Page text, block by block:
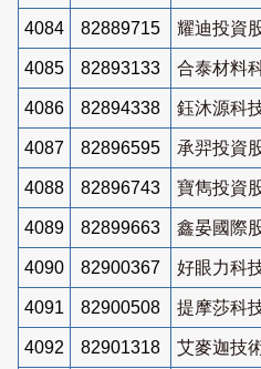
4084 82889715 耀迪投資
4085 82893133 合泰材料
4086 82894338 鈺沐源科
4087 82896595 承羿投資
4088 82896743 寶雋投資
4089 82899663 鑫晏國際
4090 82900367 好眼力科
4091 82900508 提摩莎科
4092 82901318 艾麥迦技